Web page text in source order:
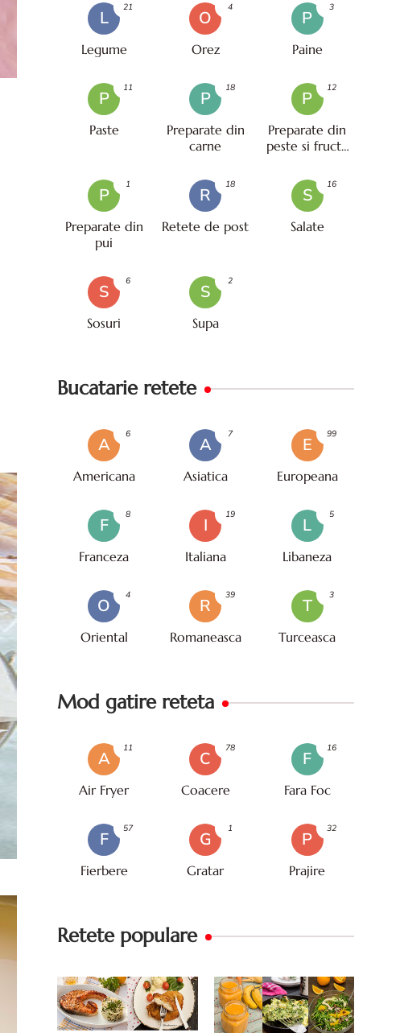
L
Legume
21
O
Orez
4
P
Paine
3
P
Paste
11
P
Preparate din
carne
18
P
Preparate din
peste si fructe
12
P
Preparate din
pui
1
R
Retete de post
18
S
Salate
16
S
Sosuri
6
S
Supa
2
Bucatarie retete
A
Americana
6
A
Asiatica
7
E
Europeana
99
F
Franceza
8
I
Italiana
19
L
Libaneza
5
O
Oriental
4
R
Romaneasca
39
T
Turceasca
3
Mod gatire reteta
A
Air Fryer
11
C
Coacere
78
F
Fara Foc
16
F
Fierbere
57
G
Gratar
1
P
Prajire
32
Retete populare